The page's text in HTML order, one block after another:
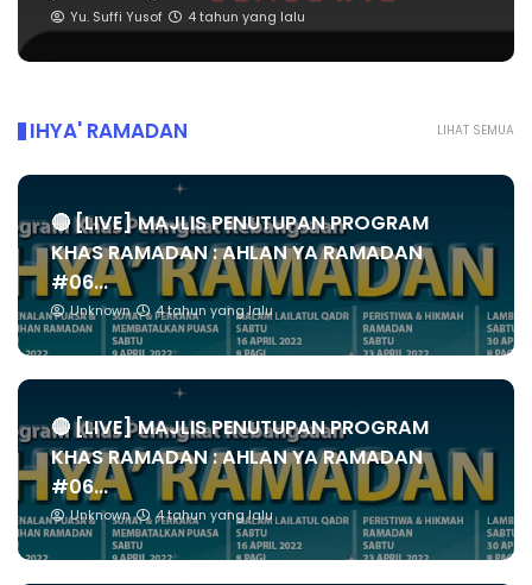
Yu. Suffi Yusof 4 tahun yang lalu
LIHAT SEMUA
IHYA' RAMADAN
🔴 [LIVE] MAJLIS PENUTUPAN PROGRAM
KHAS RAMADAN : AHLAN YA RAMADAN
#06...
Unknown 4 tahun yang lalu
🔴 [LIVE] MAJLIS PENUTUPAN PROGRAM
KHAS RAMADAN : AHLAN YA RAMADAN
#06...
Unknown 4 tahun yang lalu